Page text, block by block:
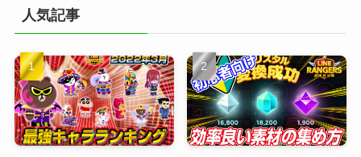
人気記事